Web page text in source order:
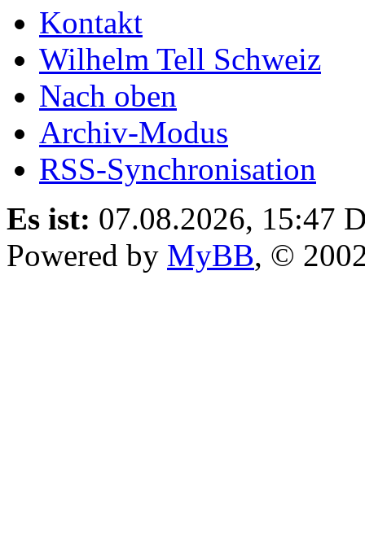
Kontakt
Wilhelm Tell Schweiz
Nach oben
Archiv-Modus
RSS-Synchronisation
Es ist: 07.08.2026, 15:47
Powered by MyBB, ©